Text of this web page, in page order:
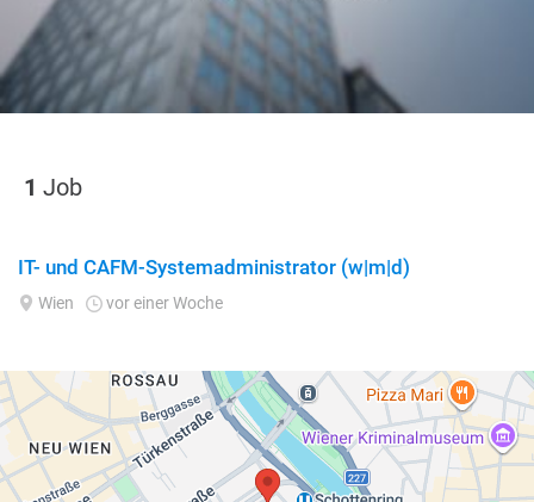
1 Job
IT- und CAFM-Systemadministrator (w|m|d)
Wien vor einer Woche